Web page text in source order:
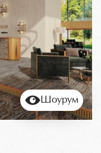
Шоурум